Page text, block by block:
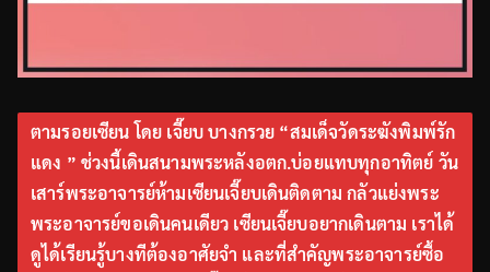
ตามรอยเซียน โดย เจี๊ยบ บางกรวย “สมเด็จวัดระฆังพิมพ์รัก
แดง ” ช่วงนี้เดินสนามพระหลังอตก.บ่อยแทบทุกอาทิตย์ วัน
เสาร์พระอาจารย์ห้ามเซียนเจี๊ยบเดินติดตาม กลัวแย่งพระ
พระอาจารย์ขอเดินคนเดียว เซียนเจี๊ยบอยากเดินตาม เราได้
ดูได้เรียนรู้บางทีต้องอาศัยจำ และที่สำคัญพระอาจารย์ซื้อ